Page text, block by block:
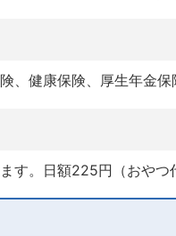
、健康保険、厚生年金保
す。日額225円（おやつ